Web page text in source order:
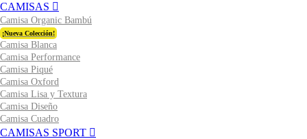
CAMISAS
Camisa Organic Bambú
¡Nueva Colección!
Camisa Blanca
Camisa Performance
Camisa Piqué
Camisa Oxford
Camisa Lisa y Textura
Camisa Diseño
Camisa Cuadro
CAMISAS SPORT